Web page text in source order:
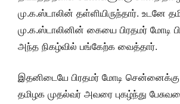
மு.க.ஸ்டாலின் தள்ளியிருந்தார். உடனே
மு.க.ஸ்டாலினின் கையை பிரதமர் மோடி
அந்த நிகழ்வில் பங்கேற்க வைத்தார்.
இதனிடையே பிரதமர் மோடி
தமிழக முதல்வர் அவரை புகழ்ந்து